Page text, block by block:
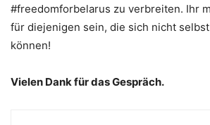
#freedomforbelarus zu verbreiten. Ihr
für diejenigen sein, die sich nicht
können!
Vielen Dank für das Gespräch.